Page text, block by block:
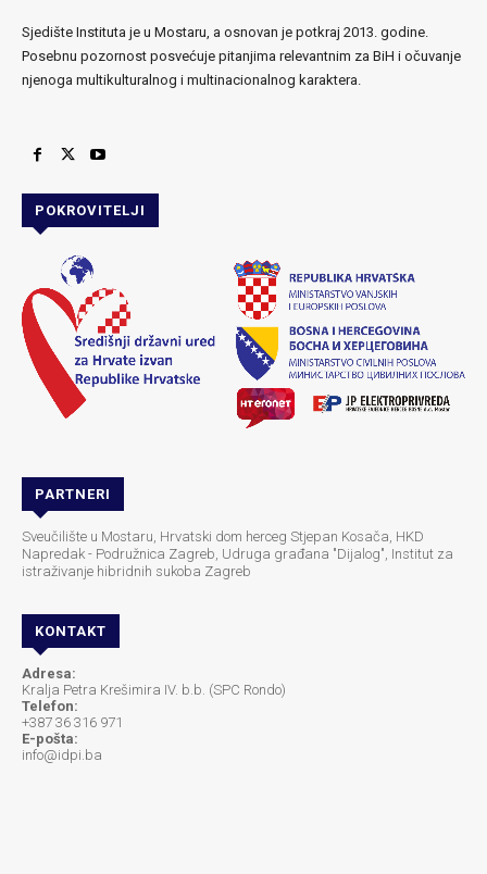
Sjedište Instituta je u Mostaru, a osnovan je potkraj 2013. godine.
Posebnu pozornost posvećuje pitanjima relevantnim za BiH i očuvanje
njenoga multikulturalnog i multinacionalnog karaktera.
POKROVITELJI
PARTNERI
Sveučilište u Mostaru, Hrvatski dom herceg Stjepan Kosača, HKD
Napredak - Podružnica Zagreb, Udruga građana "Dijalog", Institut za
istraživanje hibridnih sukoba Zagreb
KONTAKT
Adresa:
Kralja Petra Krešimira IV. b.b. (SPC Rondo)
Telefon:
+387 36 316 971
E-pošta:
info@idpi.ba